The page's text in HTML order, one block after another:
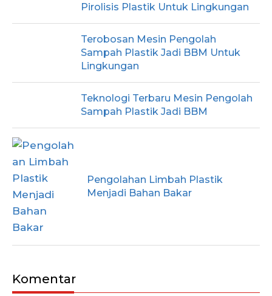
Pirolisis Plastik Untuk Lingkungan
Terobosan Mesin Pengolah
Sampah Plastik Jadi BBM Untuk
Lingkungan
Teknologi Terbaru Mesin Pengolah
Sampah Plastik Jadi BBM
Pengolahan Limbah Plastik
Menjadi Bahan Bakar
Komentar